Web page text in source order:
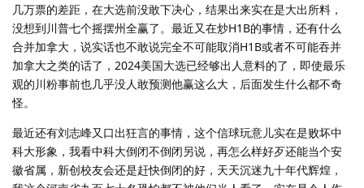
几万票的差距，在大选前没敢下决心，结果出来实在是大出所料，
没想到川普七个摇摆州全赢了。最近又在炒H1B的事情，还有什么
合并加拿大，说实话也不敢说完全不可能取消H1B或者不可能吞并
加拿大之类的话了，2024美国大选已经够出人意料的了，即使最乐
观的川粉事前也几乎没人敢预测他赢这么大，后面发生什么都不奇
怪。
最近还有刘志峰又口出狂言的事情，这个信球玩意儿实在是败坏中
科大形象，我看中科大倒闭不倒闭另说，再怎么样好歹还能当个安
徽省属，新创校友会还是赶快倒闭的好，天天沉迷九十年代辉煌，